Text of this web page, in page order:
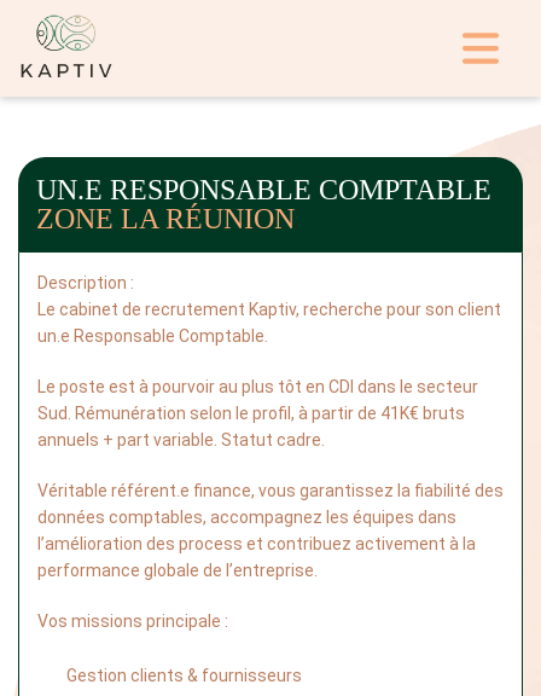
UN.E RESPONSABLE COMPTABLE
ZONE LA RÉUNION
Description :
Le cabinet de recrutement Kaptiv, recherche pour son client
un.e Responsable Comptable.
Le poste est à pourvoir au plus tôt en CDI dans le secteur
Sud. Rémunération selon le profil, à partir de 41K€ bruts
annuels + part variable. Statut cadre.
Véritable référent.e finance, vous garantissez la fiabilité des
données comptables, accompagnez les équipes dans
l’amélioration des process et contribuez activement à la
performance globale de l’entreprise.
Vos missions principale :
Gestion clients & fournisseurs